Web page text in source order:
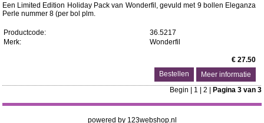
Een Limited Edition Holiday Pack van Wonderfil, gevuld met 9 bollen Eleganza
Perle nummer 8 (per bol plm.
Productcode:
36.5217
Merk:
Wonderfil
€ 27.50
Meer informatie
Begin
1 2 Pagina 3 van 3
powered by 123webshop.nl